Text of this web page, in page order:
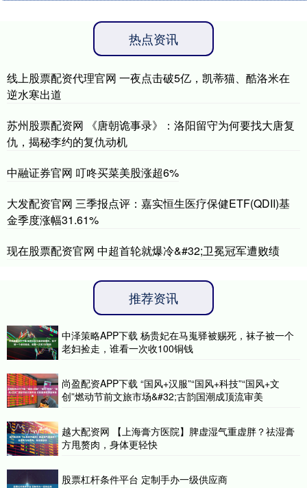
热点资讯
线上股票配资代理官网 一夜点击破5亿，凯蒂猫、酷洛米在
逆水寒出道
苏州股票配资网 《唐朝诡事录》：洛阳留守为何要找大唐复
仇，揭秘李约的复仇动机
中融证券官网 叮咚买菜美股涨超6%
大发配资官网 三季报点评：嘉实恒生医疗保健ETF(QDII)基
金季度涨幅31.61%
现在股票配资官网 中超首轮就爆冷&#32;卫冕冠军遭败绩
推荐资讯
中泽策略APP下载 杨贵妃在马嵬驿被赐死，袜子被一个
老妇捡走，谁看一次收100铜钱
尚盈配资APP下载 “国风+汉服”“国风+科技”“国风+文
创”燃动节前文旅市场&#32;古韵国潮成顶流审美
越大配资网 【上海膏方医院】脾虚湿气重虚胖？祛湿膏
方甩赘肉，身体更轻快
股票杠杆条件平台 定制手办一级供应商